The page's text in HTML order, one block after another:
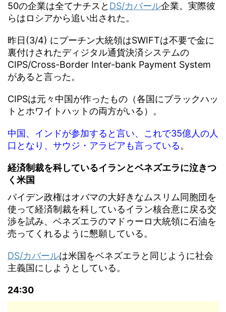
50の企業は全てナチスと DS/カバール企業。実際彼
らはロシアから追い出された。
昨日(3/4) にプーチン大統領はSWIFTは不要で金に
裏付けされたディジタル通貨決済システムの
CIPS/Cross-Border Inter-bank Payment System
があると言った。
CIPSは元々中国が作ったもの（各国にブラックハッ
トとホワイトハットの両方がいる）。
中国、インドが参加すると言い、これで35億人の人
口となり、サウジ・アラビアも言っている。
経済制裁を科しているイランとベネズエラに泣きつ
く米国
バイデン政権はオバマの大好きなムスリム同胞団を
使って経済制裁を科しているイラン核合意に戻る交
渉を試み、ベネズエラのマドゥーロ大統領に石油を
売ってくれるように懇願している。
DS/カバールは米国をベネズエラと同じように社会
主義国にしようとしている。
24:30